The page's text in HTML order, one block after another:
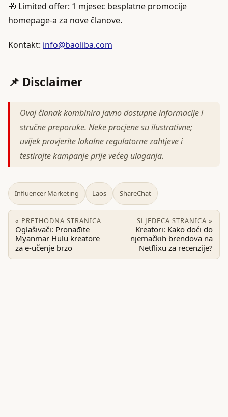
🎁 Limited offer: 1 mjesec besplatne promocije
homepage-a za nove članove.
Kontakt: info@baoliba.com
📌 Disclaimer
Ovaj članak kombinira javno dostupne informacije i
stručne preporuke. Neke procjene su ilustrativne;
uvijek provjerite lokalne regulatorne zahtjeve i
testirajte kampanje prije većeg ulaganja.
Influencer Marketing Laos ShareChat
« PRETHODNA STRANICA
Oglašivači: Pronađite
Myanmar Hulu kreatore
za e‑učenje brzo
SLJEDECA STRANICA »
Kreatori: Kako doći do
njemačkih brendova na
Netflixu za recenzije?